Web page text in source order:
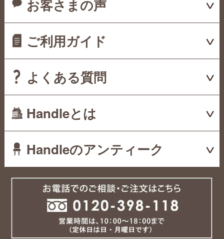
お客さまの声
ご利用ガイド
よくある質問
Handleとは
Handleのアンティーク